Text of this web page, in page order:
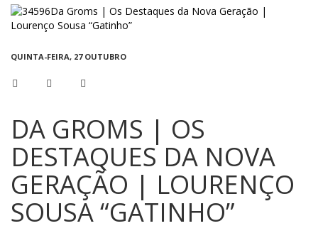
QUINTA-FEIRA, 27 OUTUBRO
DA GROMS | OS
DESTAQUES DA NOVA
GERAÇÃO | LOURENÇO
SOUSA “GATINHO”